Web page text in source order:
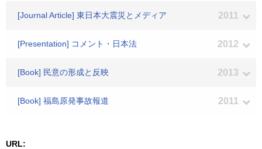
[Journal Article] 東日本大震災とメディア 2011
[Presentation] コメント・日本法 2012
[Book] 民意の形成と反映 2013
[Book] 福島原発事故報道 2011
URL: